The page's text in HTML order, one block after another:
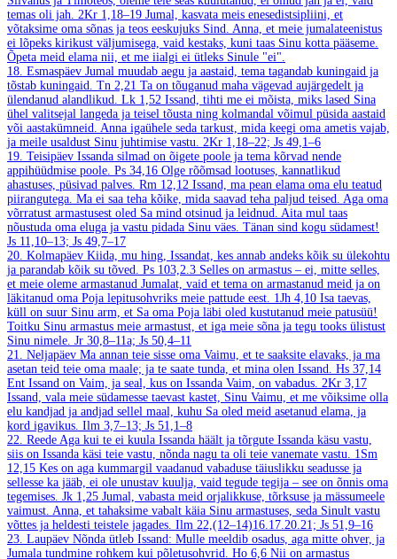
temas oli jah. 2Kr 1,18–19 Jumal, kasvata meis enesedistsipliini, et
võtaksime oma sõnas ja teos eeskujuks Sind. Anna, et meie jumalateenistus
ei lõpeks kirikust väljumisega, vaid kestaks, kuni taas Sinu kotta pääseme.
Õpeta meid elama nii, et me iialgi ei ütleks Sinule "ei".
18. Esmaspäev Jumal muudab aegu ja aastaid, tema tagandab kuningaid ja
tõstab kuningaid. Tn 2,21 Ta on tõuganud maha vägevad aujärgedelt ja
ülendanud alandlikud. Lk 1,52 Issand, tihti me ei mõista, miks lased Sina
ühel valitsejal langeda ja teisel tõusta ning kolmandal võimul püsida aastaid
või aastakümneid. Anna igaühele seda tarkust, mida keegi oma ametis vajab,
ja meile usaldust Sinu juhtimise vastu. 2Kr 1,18–22; Js 49,1–6
19. Teisipäev Issanda silmad on õigete poole ja tema kõrvad nende
appihüüdmise poole. Ps 34,16 Olge rõõmsad lootuses, kannatlikud
ahastuses, püsivad palves. Rm 12,12 Issand, ma pean elama oma elu teatud
piirangutega. Ma ei saa teha kõike, mida saavad teha paljud teised. Aga oma
võrratust armastusest oled Sa mind otsinud ja leidnud. Aita mul taas
nõustuda oma eluga ja vastu pidada Sinu väes. Tänan sind kogu südamest!
Js 11,10–13; Js 49,7–17
20. Kolmapäev Kiida, mu hing, Issandat, kes annab andeks kõik su ülekohtu
ja parandab kõik su tõved. Ps 103,2.3 Selles on armastus – ei, mitte selles,
et meie oleme armastanud Jumalat, vaid et tema on armastanud meid ja on
läkitanud oma Poja lepitusohvriks meie pattude eest. 1Jh 4,10 Isa taevas,
küll on suur Sinu arm, et Sa oma Poja läbi oled kustutanud meie patusüü!
Toitku Sinu armastus meie armastust, et iga meie sõna ja tegu tooks ülistust
Sinu nimele. Jr 30,8–11a; Js 50,4–11
21. Neljapäev Ma annan teie sisse oma Vaimu, et te saaksite elavaks, ja ma
asetan teid teie oma maale; ja te saate tunda, et mina olen Issand. Hs 37,14
Ent Issand on Vaim, ja seal, kus on Issanda Vaim, on vabadus. 2Kr 3,17
Issand, vala meie südamesse taevast kastet, Sinu Vaimu, et me võiksime olla
elu kandjad ja andjad sellel maal, kuhu Sa oled meid asetanud elama, ja
kord igavikus. Ilm 3,7–13; Js 51,1–8
22. Reede Aga kui te ei kuula Issanda häält ja tõrgute Issanda käsu vastu,
siis on Issanda käsi teie vastu, nõnda nagu ta oli teie vanemate vastu. 1Sm
12,15 Kes on aga kummargil vaadanud vabaduse täiuslikku seadusse ja
sellesse ka jääb, ei ole unustav kuulja, vaid tegude tegija – see on õnnis oma
tegemises. Jk 1,25 Jumal, vabasta meid orjalikkuse, tõrksuse ja mässumeele
vaimust. Anna, et tahaksime vabalt käia Sinu armastuses, seda Sinult vastu
võttes ja heldesti teistele jagades. Ilm 22,(12–14)16.17.20.21; Js 51,9–16
23. Laupäev Nõnda ütleb Issand: Mulle meeldib osadus, aga mitte ohver, ja
Jumala tundmine rohkem kui põletusohvrid. Ho 6,6 Nii on armastus